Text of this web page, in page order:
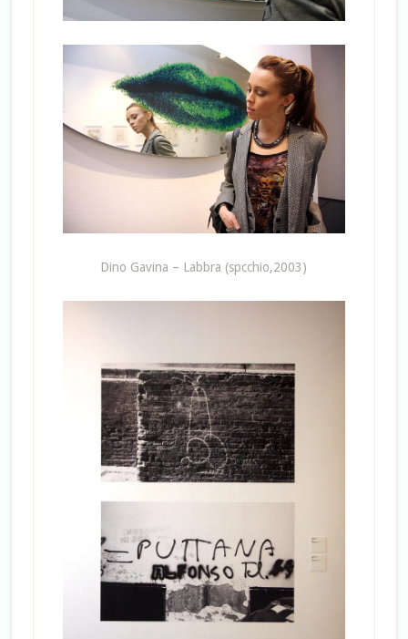
Dino Gavina – Labbra (spcchio,2003)